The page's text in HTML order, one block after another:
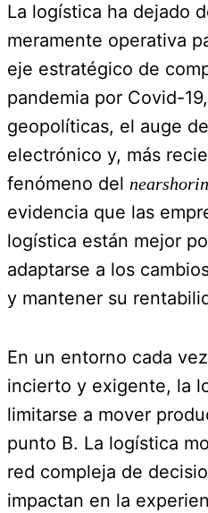
La logística ha dejado
meramente operativa
eje estratégico de
pandemia por Covid-
geopolíticas, el auge
electrónico y, más
fenómeno del
evidencia que las
logística están mejor
adaptarse a los
y mantener su
En un entorno cada
incierto y exigente, la
limitarse a mover
punto B. La logística
red compleja de
impactan en la